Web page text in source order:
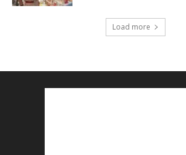
Load more